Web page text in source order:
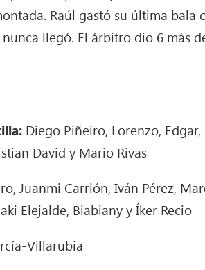
Raúl gastó su última bala
llegó. El árbitro dio 6 más
Diego Piñeiro, Lorenzo,
David y Mario Rivas
Juanmi Carrión, Iván Pérez,
Elejalde, Biabiany y Íker Recio
Villarubia